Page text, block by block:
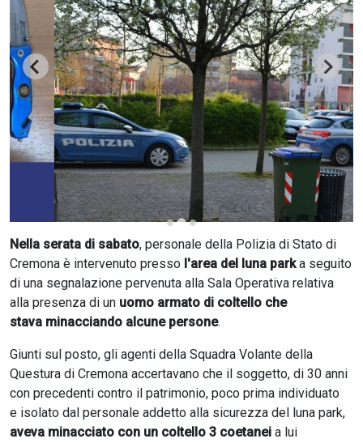
Nella serata di sabato, personale della Polizia di Stato di
Cremona è intervenuto presso l'area del luna parka seguito
di una segnalazione pervenuta alla Sala Operativa relativa
alla presenza di un uomo armato di coltello che
stava minacciando alcune persone.
Giunti sul posto, gli agenti della Squadra Volante della
Questura di Cremona accertavano che il soggetto, di 30 anni
con precedenti contro il patrimonio, poco prima individuato
e isolato dal personale addetto alla sicurezza del luna park,
aveva minacciato con un coltello 3 coetanei a lui